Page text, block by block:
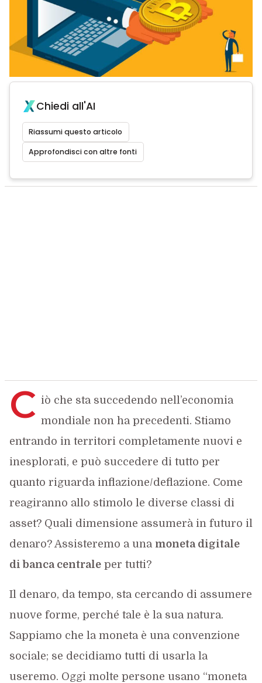
Chiedi all'AI
Riassumi questo articolo
Approfondisci con altre fonti
C iò che sta succedendo nell’economia
mondiale non ha precedenti. Stiamo
entrando in territori completamente nuovi e
inesplorati, e può succedere di tutto per
quanto riguarda inflazione/deflazione. Come
reagiranno allo stimolo le diverse classi di
asset? Quali dimensione assumerà in futuro il
denaro? Assisteremo a una moneta digitale
di banca centraleper tutti?
Il denaro, da tempo, sta cercando di assumere
nuove forme, perché tale è la sua natura.
Sappiamo che la moneta è una convenzione
sociale; se decidiamo tutti di usarla la
useremo. Oggi molte persone usano “moneta